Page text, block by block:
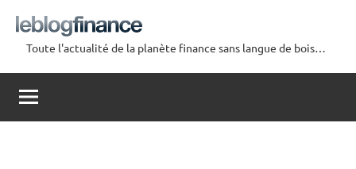
contenu
Le
Blog
Finance
Toute l'actualité de la planète finance sans langue de bois…